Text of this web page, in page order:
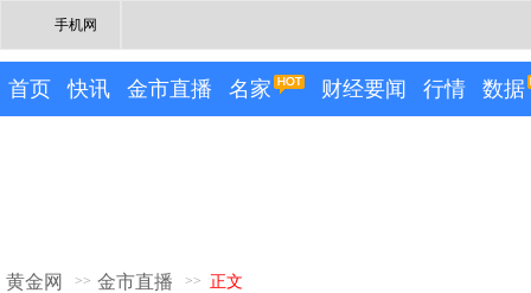
手机网
首页 快讯 金市直播 名家 财经要闻 行情 数据
黄金网 >> 金市直播 >> 正文